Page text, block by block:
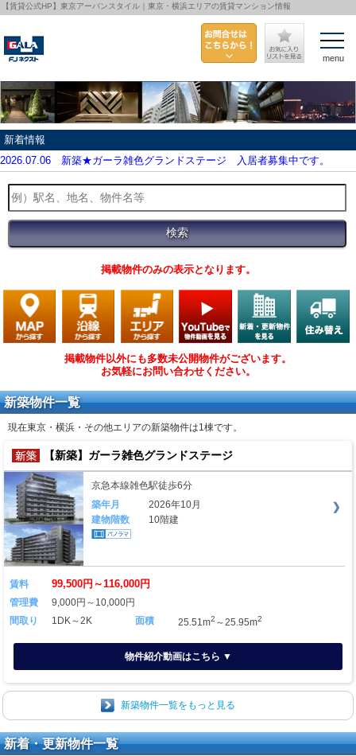
【賃貸公式HP】東京アーバンスタイル｜東京・横浜エリアの賃貸マンション情報
新着情報
2026.07.06 新築★ガーラ雑色グランドステージ 入居者募集中です。
掲載物件のみの表示となります。
掲載物件以外にも多数未公開物件がございます。
お気軽にお問い合わせください。
新築物件一覧
現在東京・横浜・その他エリアの新築物件は1棟です。
【新築】ガーラ雑色グランドステージ
京急本線雑色駅徒歩6分
築年月
2026年10月
建物階数
10階建
賃料 99,500円～116,000円
管理費
9,000円～10,000円
間取り
1DK～2K 面積 25.51m2 ～25.95m2
物件紹介動画はこちら ▼
新築物件一覧をもっと見る
新着・更新物件一覧
menu